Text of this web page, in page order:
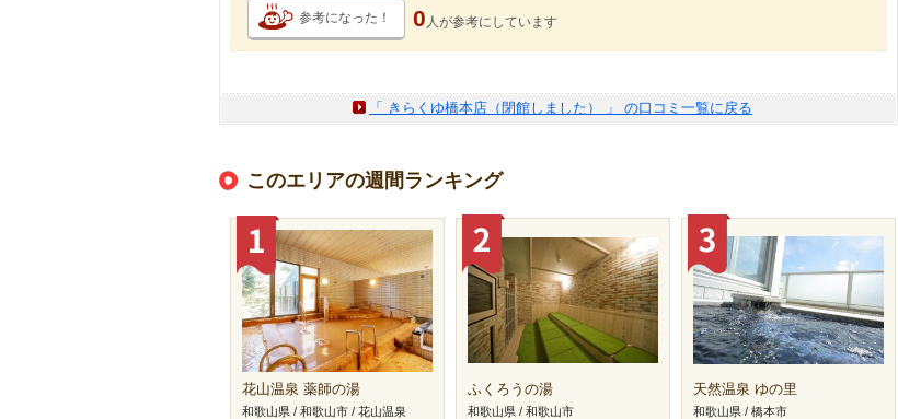
参考になった！ 0 人が参考にしています
「 きらくゆ橋本店（閉館しました） 」 の口コミ一覧に戻る
このエリアの週間ランキング
花山温泉 薬師の湯
和歌山県 / 和歌山市 / 花山温泉
ふくろうの湯
和歌山県 / 和歌山市
天然温泉 ゆの里
和歌山県 / 橋本市